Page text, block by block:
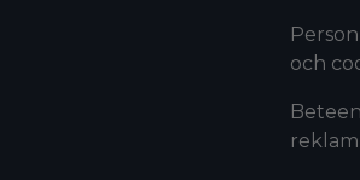
och
reklam